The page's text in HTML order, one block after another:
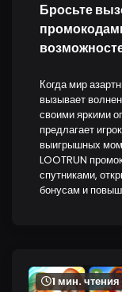
Бросьте
Когда мир
вызывает
своими яркими
предлагает
выигрышных
LOOTRUN
спутниками,
бонусам и
1 мин. чтения